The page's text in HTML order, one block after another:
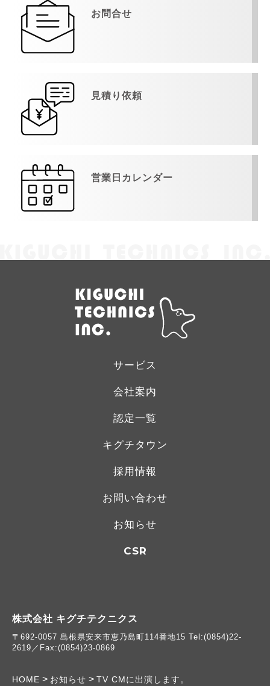
お問合せ
見積り依頼
営業日カレンダー
サービス
会社案内
認定一覧
キグチタウン
採用情報
お問い合わせ
お知らせ
CSR
株式会社 キグチテクニクス
〒692-0057 島根県安来市恵乃島町114番地15 Tel:(0854)22-
2619／Fax:(0854)23-0869
HOME > お知らせ > TV CMに出演します。